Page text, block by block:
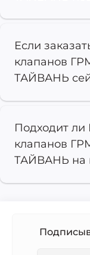
Если
клапанов
ТАЙВАНЬ
Подходит
клапанов
ТАЙВАНЬ на